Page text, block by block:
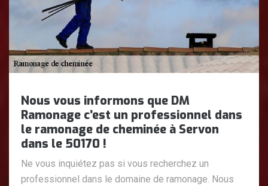
Nous vous informons que DM
Ramonage c’est un professionnel dans
le ramonage de cheminée à Servon
dans le 50170 !
Ne vous inquiétez pas si vous recherchez un
professionnel dans le domaine de ramonage. Nous